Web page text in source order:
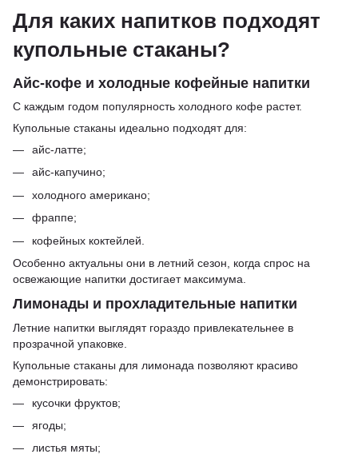
Для каких напитков подходят
купольные стаканы?
Айс-кофе и холодные кофейные напитки
С каждым годом популярность холодного кофе растет.
Купольные стаканы идеально подходят для:
айс-латте;
айс-капучино;
холодного американо;
фраппе;
кофейных коктейлей.
Особенно актуальны они в летний сезон, когда спрос на
освежающие напитки достигает максимума.
Лимонады и прохладительные напитки
Летние напитки выглядят гораздо привлекательнее в
прозрачной упаковке.
Купольные стаканы для лимонада позволяют красиво
демонстрировать:
кусочки фруктов;
ягоды;
листья мяты;